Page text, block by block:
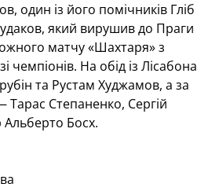
один із його помічників Гліб
який вирушив до Праги
матчу «Шахтаря» з
чемпіонів. На обід із Лісабона
та Рустам Худжамов, а за
Тарас Степаненко, Сергій
Босх.